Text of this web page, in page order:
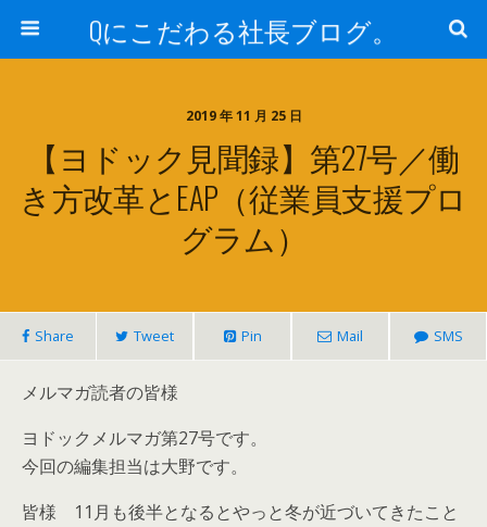
Qにこだわる社長ブログ。
2019 年 11 月 25 日
【ヨドック見聞録】第27号／働
き方改革とEAP（従業員支援プロ
グラム）
Share Tweet Pin Mail SMS
メルマガ読者の皆様
ヨドックメルマガ第27号です。
今回の編集担当は大野です。
皆様 11月も後半となるとやっと冬が近づいてきたこと